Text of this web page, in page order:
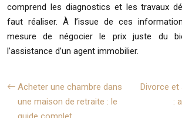
comprend les diagnostics et les travaux
faut réaliser. À l’issue de ces
mesure de négocier le prix juste du
l’assistance d’un agent immobilier.
Acheter une chambre dans
une maison de retraite : le
Divorce
: